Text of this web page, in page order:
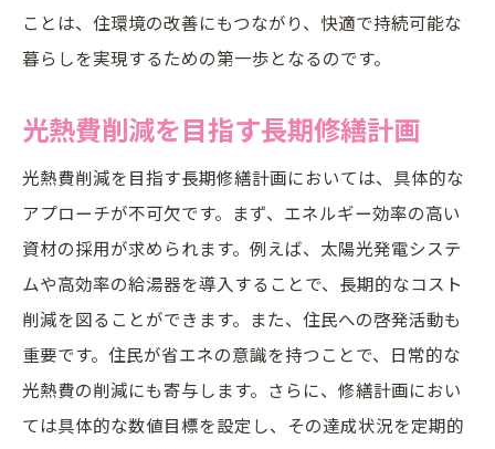
長寿命化を目指した資材の活用
資材選定と住環境の調和
住環境向上を目指す長期修繕計画の新たなアプ
ローチ
住環境改善がもたらす社会的影響
修繕計画と居住者の満足度向上
エコフレンドリーな設計の推進
コミュニティの声を反映した計画作り
持続可能な住まいを実現するための一歩
ことは、住環境の改善にもつながり、快適で持続可能な
暮らしを実現するための第一歩となるのです。
光熱費削減を目指す長期修繕計画
光熱費削減を目指す長期修繕計画においては、具体的な
アプローチが不可欠です。まず、エネルギー効率の高い
資材の採用が求められます。例えば、太陽光発電システ
ムや高効率の給湯器を導入することで、長期的なコスト
削減を図ることができます。また、住民への啓発活動も
重要です。住民が省エネの意識を持つことで、日常的な
光熱費の削減にも寄与します。さらに、修繕計画におい
ては具体的な数値目標を設定し、その達成状況を定期的